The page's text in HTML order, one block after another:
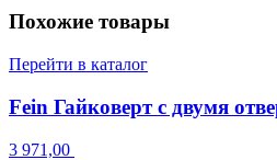
Похожие товары
Перейти в каталог
Fein Гайковерт с двумя
3 971,00